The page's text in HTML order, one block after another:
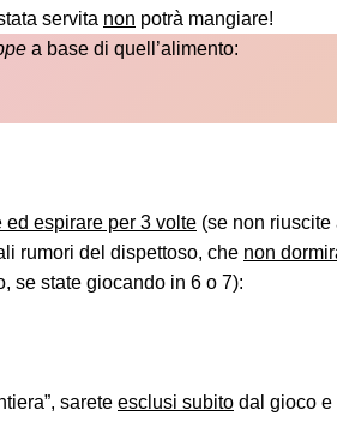
servita non potrà mangiare!
a base di quell’alimento:
ed espirare per 3 volte (se non riuscite
rumori del dispettoso, che non
se state giocando in 6 o 7):
sarete esclusi subito dal gioco e